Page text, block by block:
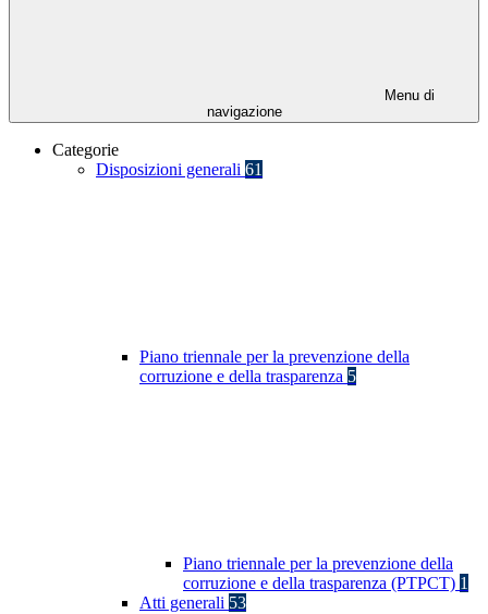
Menu di
navigazione
Categorie
Disposizioni generali 61
Piano triennale per la prevenzione della
corruzione e della trasparenza 5
Piano triennale per la prevenzione della
corruzione e della trasparenza (PTPCT) 1
Atti generali 53